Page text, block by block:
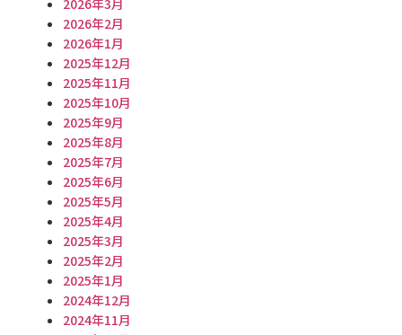
2026年2月
2026年1月
2025年12月
2025年11月
2025年10月
2025年9月
2025年8月
2025年7月
2025年6月
2025年5月
2025年4月
2025年3月
2025年2月
2025年1月
2024年12月
2024年11月